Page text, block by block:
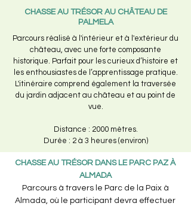
CHASSE AU TRÉSOR AU CHÂTEAU DE
PALMELA
Parcours réalisé à l'intérieur et à l'extérieur du
château, avec une forte composante
historique. Parfait pour les curieux d’histoire et
les enthousiastes de l’apprentissage pratique.​
L'itinéraire comprend également la traversée
du jardin adjacent au château et au point de
vue.
Distance : 2000 mètres.
Durée : 2 à 3 heures (environ)
CHASSE AU TRÉSOR DANS LE PARC PAZ À
ALMADA
Parcours à travers le Parc de la Paix à
Almada, où le participant devra effectuer